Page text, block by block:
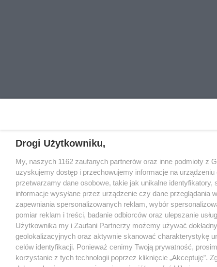
Drogi Użytkowniku,
My, naszych 1162 zaufanych partnerów oraz inne podmioty z
uzyskujemy dostęp i przechowujemy informacje na urządzeniu
przetwarzamy dane osobowe, takie jak unikalne identyfikatory,
informacje wysyłane przez urządzenie czy dane przeglądania
zapewniania spersonalizowanych reklam, wybór
pomiar reklam i treści, badanie odbiorców oraz ulepszanie
Użytkownika my i Zaufani Partnerzy możemy używać
geolokalizacyjnych oraz aktywnie skanować charakterystykę
celów identyfikacji. Ponieważ cenimy Twoją prywatność,
korzystanie z tych technologii poprzez kliknięcie „Akceptuję”.